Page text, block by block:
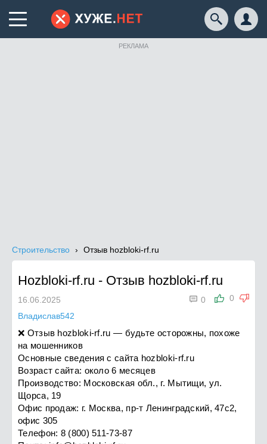
РЕКЛАМА
Строительство Отзыв hozbloki-rf.ru
Hozbloki-rf.ru - Отзыв hozbloki-rf.ru
0
 0
16.06.2025
Владислав542
❌ Отзыв hozbloki-rf.ru — будьте осторожны, похоже
на мошенников
Основные сведения с сайта hozbloki-rf.ru
Возраст сайта: около 6 месяцев
Производство: Московская обл., г. Мытищи, ул.
Щорса, 19
Офис продаж: г. Москва, пр-т Ленинградский, 47с2,
офис 305
Телефон: 8 (800) 511-73-87